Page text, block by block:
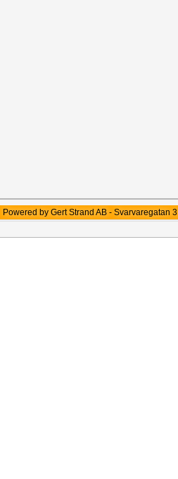
Powered by Gert Strand AB -